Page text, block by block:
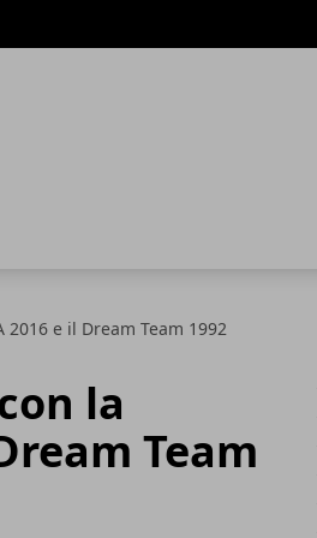
2016 e il Dream Team 1992
la
Team